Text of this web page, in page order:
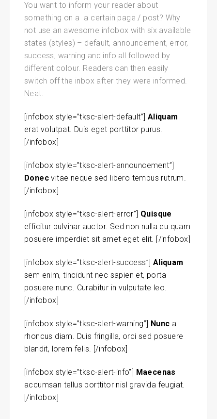
You want to inform your reader about
something on a a certain page / post? Why
not use an awesome infobox with six available
states (styles) – default, announcement, error,
success, warning and info all followed by
different colour. Readers can then easily
switch off the inbox after they were informed.
Neat.
[infobox style=”tksc-alert-default”] Aliquam
erat volutpat. Duis eget porttitor purus.
[/infobox]
[infobox style=”tksc-alert-announcement”]
Donec vitae neque sed libero tempus rutrum.
[/infobox]
[infobox style=”tksc-alert-error”] Quisque
efficitur pulvinar auctor. Sed non nulla eu quam
posuere imperdiet sit amet eget elit. [/infobox]
[infobox style=”tksc-alert-success”] Aliquam
sem enim, tincidunt nec sapien et, porta
posuere nunc. Curabitur in vulputate leo.
[/infobox]
[infobox style=”tksc-alert-warning”] Nunc a
rhoncus diam. Duis fringilla, orci sed posuere
blandit, lorem felis. [/infobox]
[infobox style=”tksc-alert-info”]
Maecenas
accumsan tellus porttitor nisl gravida feugiat.
[/infobox]